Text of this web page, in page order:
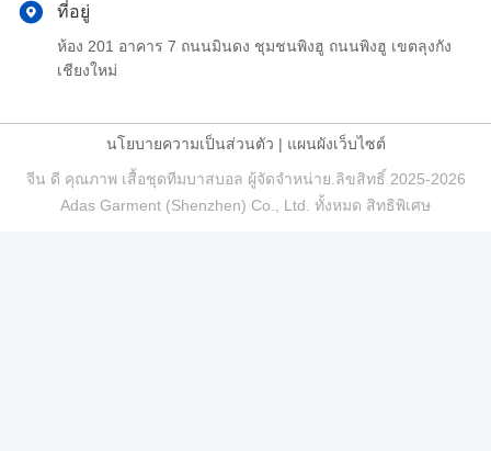
ที่อยู่
ห้อง 201 อาคาร 7 ถนนมินดง ชุมชนพิงฮู ถนนพิงฮู เขตลุงกัง
เชียงใหม่
นโยบายความเป็นส่วนตัว | แผนผังเว็บไซต์
จีน ดี คุณภาพ เสื้อชุดทีมบาสบอล ผู้จัดจําหน่าย.ลิขสิทธิ์ 2025-2026
Adas Garment (Shenzhen) Co., Ltd. ทั้งหมด สิทธิพิเศษ